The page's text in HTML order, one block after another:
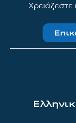
Χρειάζεστε